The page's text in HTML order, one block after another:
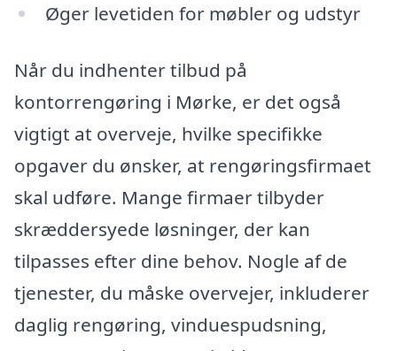
Øger levetiden for møbler og udstyr
Når du indhenter tilbud på
kontorrengøring i Mørke, er det også
vigtigt at overveje, hvilke specifikke
opgaver du ønsker, at rengøringsfirmaet
skal udføre. Mange firmaer tilbyder
skræddersyede løsninger, der kan
tilpasses efter dine behov. Nogle af de
tjenester, du måske overvejer, inkluderer
daglig rengøring, vinduespudsning,